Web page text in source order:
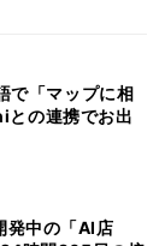
で「マップに相
の連携でお出